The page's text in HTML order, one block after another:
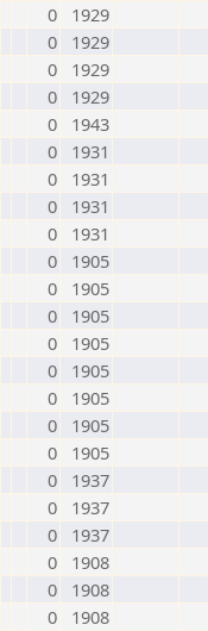
0
1929
0
1929
0
1929
0
1929
0
1943
0
1931
0
1931
0
1931
0
1931
0
1905
0
1905
0
1905
0
1905
0
1905
0
1905
0
1905
0
1905
0
1937
0
1937
0
1937
0
1908
0
1908
0 1908